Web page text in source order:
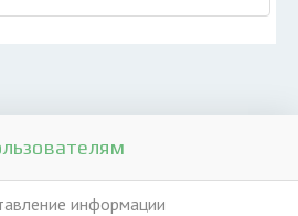
информации